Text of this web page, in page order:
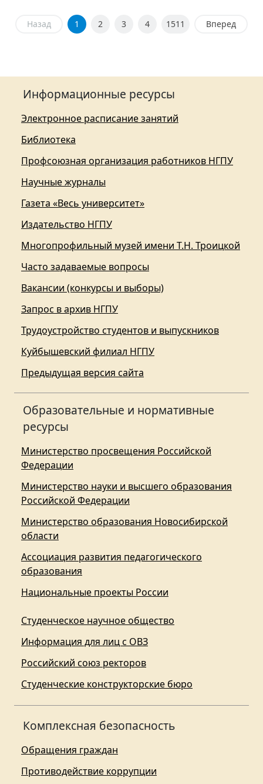
Назад 1 2 3 4 1511 Вперед
Информационные ресурсы
Электронное расписание занятий
Библиотека
Профсоюзная организация работников НГПУ
Научные журналы
Газета «Весь университет»
Издательство НГПУ
Многопрофильный музей имени Т.Н. Троицкой
Часто задаваемые вопросы
Вакансии (конкурсы и выборы)
Запрос в архив НГПУ
Трудоустройство студентов и выпускников
Куйбышевский филиал НГПУ
Предыдущая версия сайта
Образовательные и нормативные
ресурсы
Министерство просвещения Российской
Федерации
Министерство науки и высшего образования
Российской Федерации
Министерство образования Новосибирской
области
Ассоциация развития педагогического
образования
Национальные проекты России
Студенческое научное общество
Информация для лиц с ОВЗ
Российский союз ректоров
Студенческие конструкторские бюро
Комплексная безопасность
Обращения граждан
Противодействие коррупции